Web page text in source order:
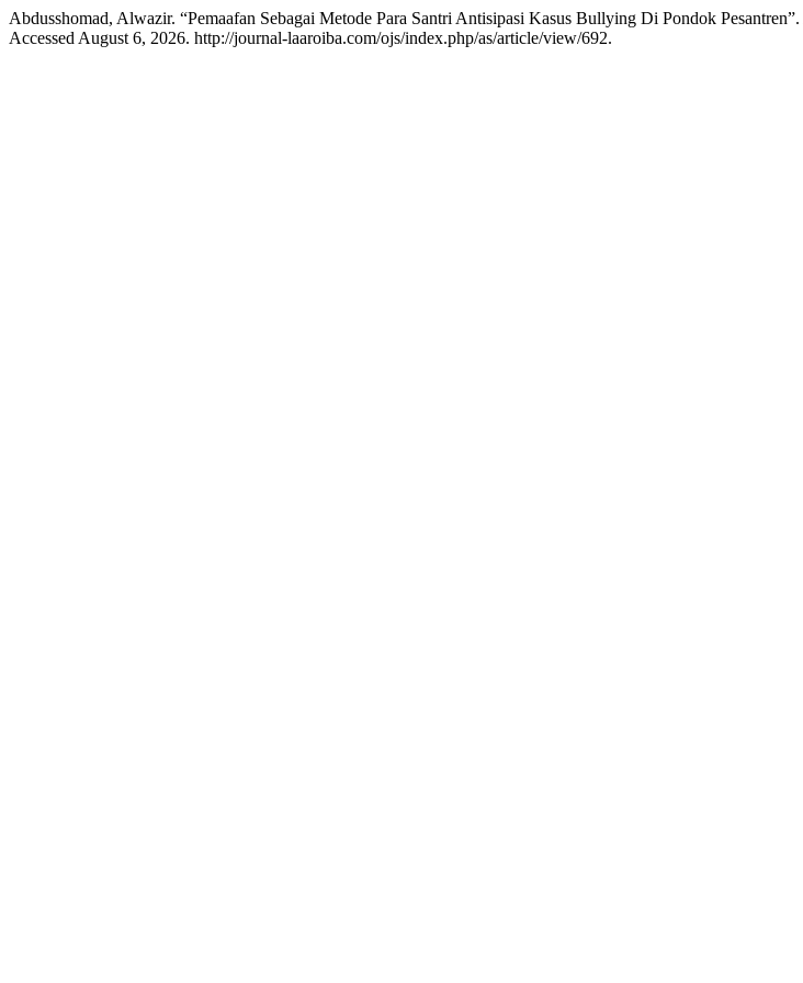
Abdusshomad, Alwazir. “Pemaafan Sebagai Metode Para Santri Antisipasi Kasus Bullying Di Pondok Pesantren”.
Accessed August 6, 2026. http://journal-laaroiba.com/ojs/index.php/as/article/view/692.